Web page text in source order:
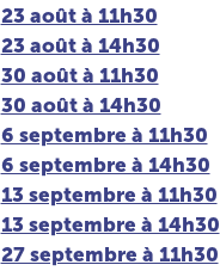
23 août à 11h30
23 août à 14h30
30 août à 11h30
30 août à 14h30
6 septembre à 11h30
6 septembre à 14h30
13 septembre à 11h30
13 septembre à 14h30
27 septembre à 11h30